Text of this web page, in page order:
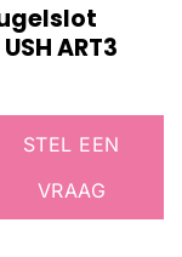
ART3
STEL EEN
VRAAG